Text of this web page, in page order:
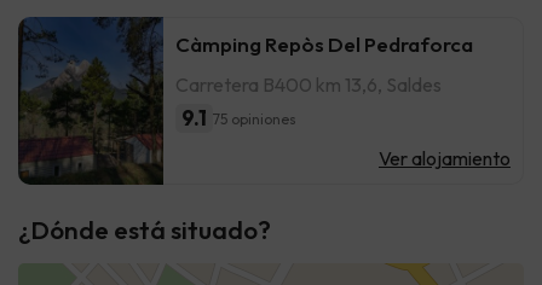
Càmping Repòs Del Pedraforca
Carretera B400 km 13,6, Saldes
9.1 75 opiniones
Ver alojamiento
¿Dónde está situado?